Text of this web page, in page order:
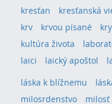
kresťan
kresťanská
krv
krvou písané
kultúra života
laici
laický apoštol
láska k blížnemu
milosrdenstvo
milosť